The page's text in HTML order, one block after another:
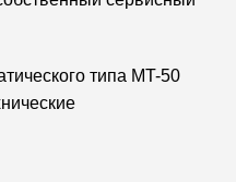
типа MT-50